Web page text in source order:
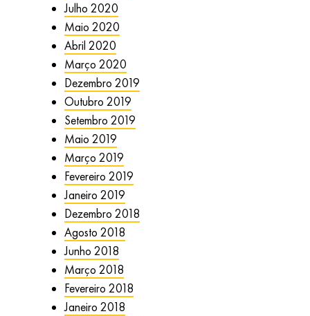
Julho 2020
Maio 2020
Abril 2020
Março 2020
Dezembro 2019
Outubro 2019
Setembro 2019
Maio 2019
Março 2019
Fevereiro 2019
Janeiro 2019
Dezembro 2018
Agosto 2018
Junho 2018
Março 2018
Fevereiro 2018
Janeiro 2018